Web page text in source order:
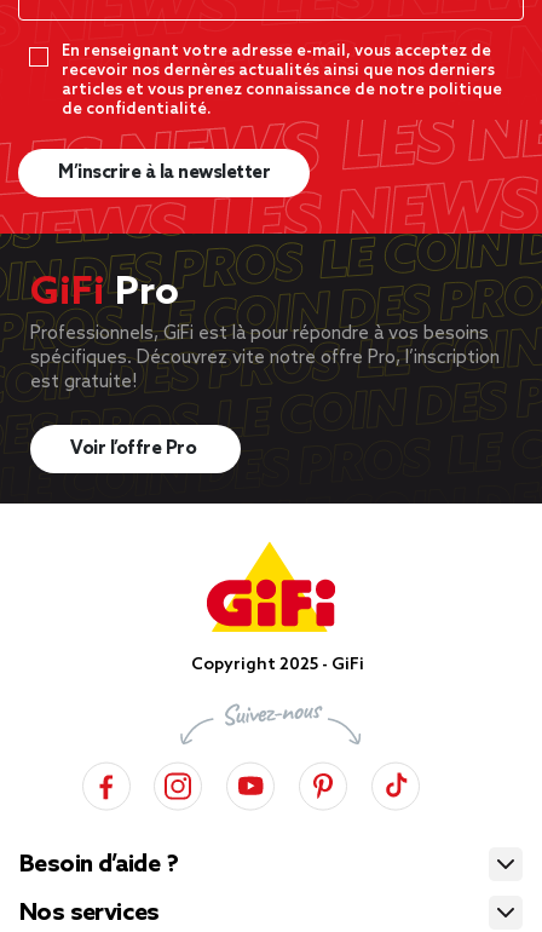
En renseignant votre adresse e-mail, vous acceptez de
recevoir nos dernères actualités ainsi que nos derniers
articles et vous prenez connaissance de notre politique
de confidentialité.
M’inscrire à la newsletter
GiFiPro
Professionnels, GiFi est là pour répondre à vos besoins
spécifiques. Découvrez vite notre offre Pro, l’inscription
est gratuite!
Voir l’offre Pro
Copyright 2025 - GiFi
Besoin d’aide ?
Nos services